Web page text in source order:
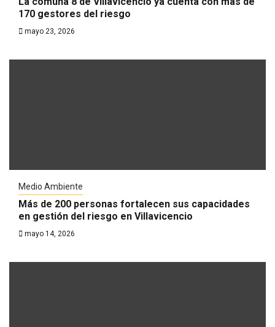
170 gestores del riesgo
mayo 23, 2026
Medio Ambiente
Más de 200 personas fortalecen sus capacidades
en gestión del riesgo en Villavicencio
mayo 14, 2026